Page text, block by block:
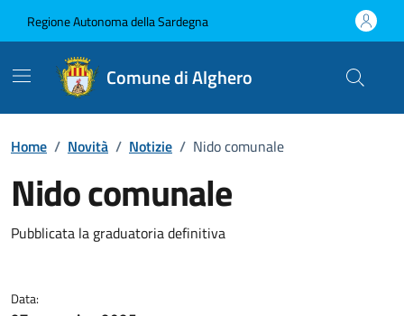
Regione Autonoma della Sardegna
Comune di Alghero
Home / Novità / Notizie / Nido comunale
Nido comunale
Dettagli della notizia
Pubblicata la graduatoria definitiva
Data: